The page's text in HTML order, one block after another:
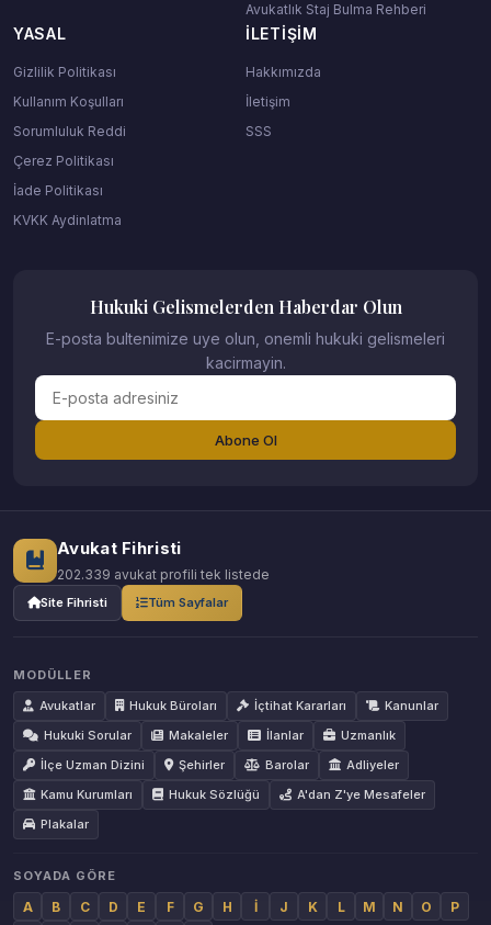
Avukatlık Staj Bulma Rehberi
YASAL
Gizlilik Politikası
Kullanım Koşulları
Sorumluluk Reddi
Çerez Politikası
İade Politikası
KVKK Aydinlatma
İLETIŞIM
Hakkımızda
İletişim
SSS
Hukuki Gelismelerden Haberdar Olun
E-posta bultenimize uye olun, onemli hukuki gelismeleri
kacirmayin.
Abone Ol
Avukat Fihristi
202.339 avukat profili tek listede
Site Fihristi Tüm Sayfalar
MODÜLLER
Avukatlar
Hukuk Büroları İçtihat Kararları
Kanunlar
Hukuki Sorular
Makaleler İlanlar
Uzmanlık
İlçe Uzman Dizini
Şehirler Barolar
Adliyeler
Kamu Kurumları
Hukuk Sözlüğü
A'dan Z'ye Mesafeler
Plakalar
SOYADA GÖRE
A B C D E F G H İ J K L M N O
P